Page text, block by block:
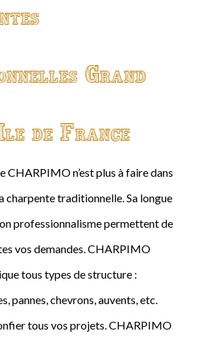
Grand
de France
CHARPIMO n’est plus à faire dans
charpente traditionnelle. Sa longue
professionnalisme permettent de
vos demandes. CHARPIMO
tous types de structure :
pannes, chevrons, auvents, etc.
tous vos projets. CHARPIMO